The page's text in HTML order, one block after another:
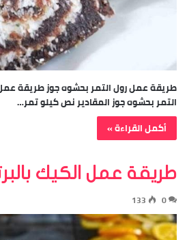
طريقة عمل رول التمر بحشوه جوز طريقة
التمر بحشوه جوز المقادير نص كيلو تمر…
أكمل القراءة »
طريقة عمل الكيك
0
133